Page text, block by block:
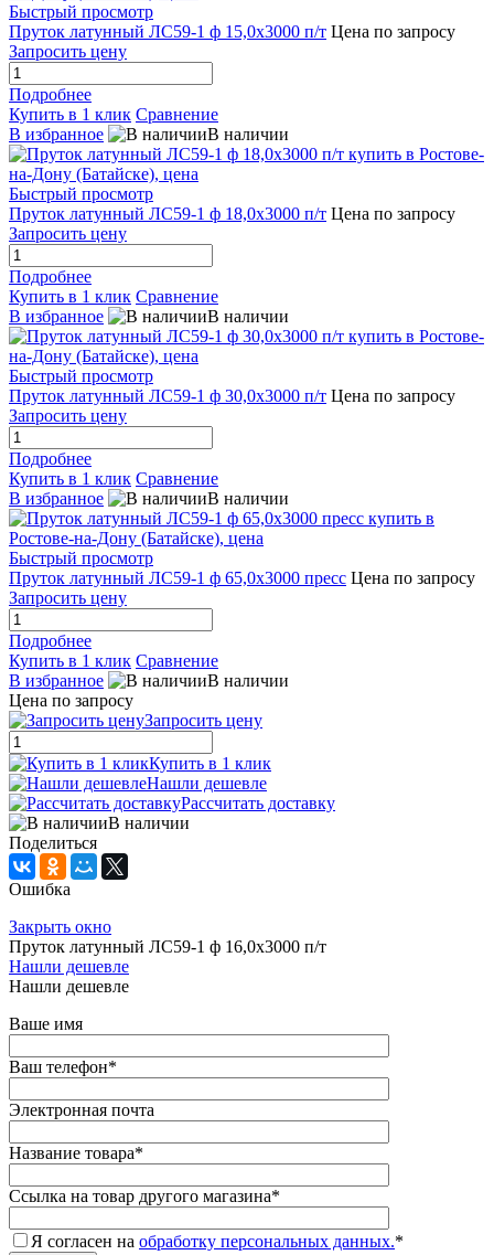
Быстрый просмотр
Пруток латунный ЛС59-1 ф 15,0х3000 п/т Цена по запросу
Запросить цену
Подробнее
Купить в 1 клик Сравнение
В избранное
В наличии
Быстрый просмотр
Пруток латунный ЛС59-1 ф 18,0х3000 п/т Цена по запросу
Запросить цену
Подробнее
Купить в 1 клик Сравнение
В избранное
В наличии
Быстрый просмотр
Пруток латунный ЛС59-1 ф 30,0х3000 п/т Цена по запросу
Запросить цену
Подробнее
Купить в 1 клик Сравнение
В избранное
В наличии
Быстрый просмотр
Пруток латунный ЛС59-1 ф 65,0х3000 пресс Цена по запросу
Запросить цену
Подробнее
Купить в 1 клик Сравнение
В избранное
В наличии
Цена по запросу
Запросить цену
Купить в 1 клик
Нашли дешевле
Рассчитать доставку
В наличии
Поделиться
Ошибка
Закрыть окно
Пруток латунный ЛС59-1 ф 16,0х3000 п/т
Нашли дешевле
Нашли дешевле
Ваше имя
Ваш телефон*
Электронная почта
Название товара*
Ссылка на товар другого магазина*
Я согласен на обработку персональных данных.*